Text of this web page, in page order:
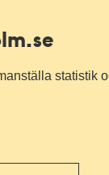
statistik